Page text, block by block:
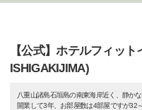
【公式】ホテルフィッ
ISHIGAKIJIMA)
八重山諸島石垣島の南東海岸近く、静か
開業して3年、お部屋数は4部屋ですが32